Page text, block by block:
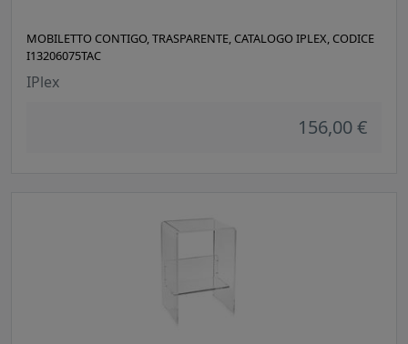
MOBILETTO CONTIGO, TRASPARENTE, CATALOGO IPLEX, CODICE
I13206075TAC
IPlex
156,00 €